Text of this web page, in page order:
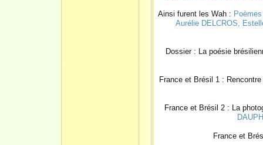
Ainsi furent les Wah :
Aurélie DELCROS ,
Dossier : La poésie
France et Brésil 1 :
France et Brésil 2 : La
France et